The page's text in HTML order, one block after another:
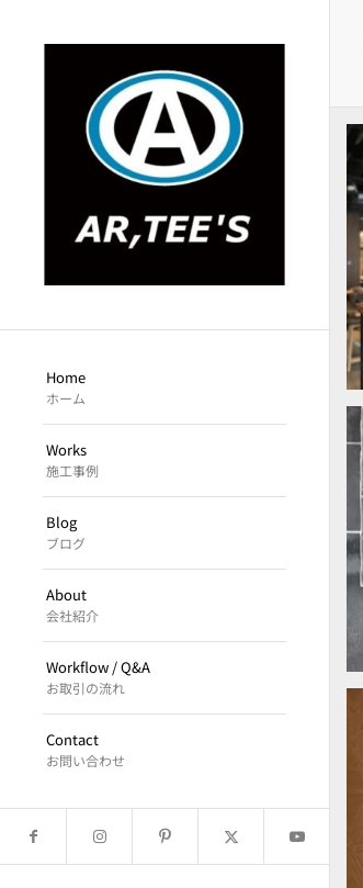
Home
ホーム
Works
施工事例
Blog
ブログ
About
会社紹介
Workflow / Q&A
お取引の流れ
Contact
お問い合わせ